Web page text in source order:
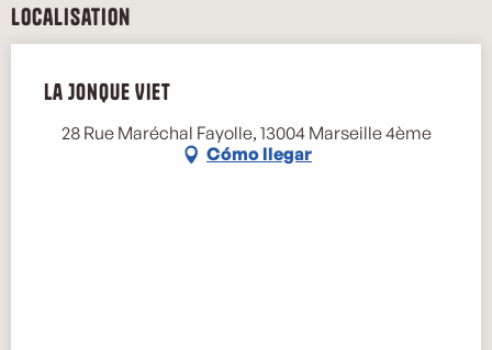
Localisation
La Jonque Viet
28 Rue Maréchal Fayolle, 13004 Marseille 4ème
Cómo llegar